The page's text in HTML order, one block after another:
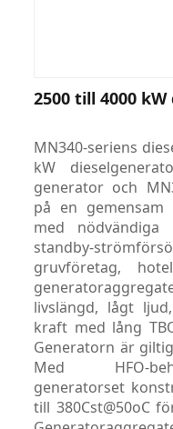
2500 till 4000
MN340-seriens
kW
generator och
på en
med
standby-
gruvföretag,
livslängd, lågt
kraft med lång
Generatorn är
Med HFO-
generatorset
till 380Cst@50oC